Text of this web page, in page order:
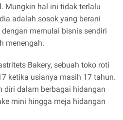
Mungkin hal ini tidak terlalu
adalah sosok yang berani
memulai bisnis sendiri
menengah.
Bakery, sebuah toko roti
ketika usianya masih 17 tahun.
diri dalam berbagai hidangan
mini hingga meja hidangan